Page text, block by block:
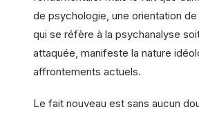
de psychologie, une orientation de
qui se réfère à la psychanalyse
attaquée, manifeste la nature
affrontements actuels.
Le fait nouveau est sans aucun